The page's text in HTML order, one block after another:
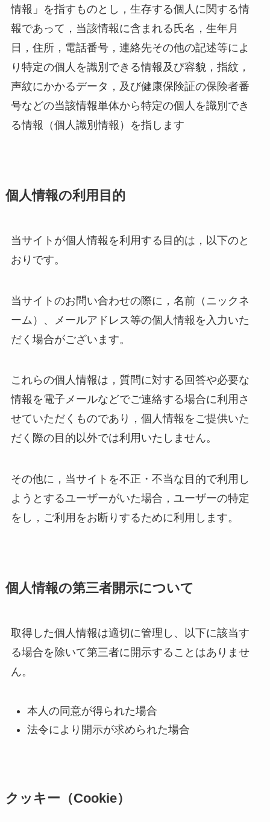
情報」を指すものとし，生存する個人に関する情
報であって，当該情報に含まれる氏名，生年月
日，住所，電話番号，連絡先その他の記述等によ
り特定の個人を識別できる情報及び容貌，指紋，
声紋にかかるデータ，及び健康保険証の保険者番
号などの当該情報単体から特定の個人を識別でき
る情報（個人識別情報）を指します
個人情報の利用目的
当サイトが個人情報を利用する目的は，以下のと
おりです。
当サイトのお問い合わせの際に，名前（ニックネ
ーム）、メールアドレス等の個人情報を入力いた
だく場合がございます。
これらの個人情報は，質問に対する回答や必要な
情報を電子メールなどでご連絡する場合に利用さ
せていただくものであり，個人情報をご提供いた
だく際の目的以外では利用いたしません。
その他に，当サイトを不正・不当な目的で利用し
ようとするユーザーがいた場合，ユーザーの特定
をし，ご利用をお断りするために利用します。
個人情報の第三者開示について
取得した個人情報は適切に管理し、以下に該当す
る場合を除いて第三者に開示することはありませ
ん。
本人の同意が得られた場合
法令により開示が求められた場合
クッキー（Cookie）